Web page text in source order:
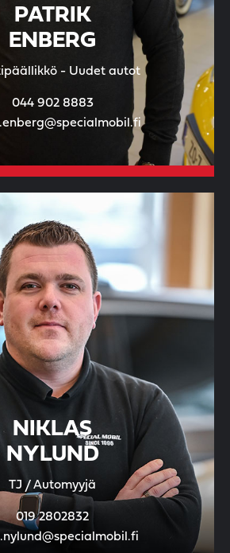
PATRIK
ENBERG
- Uudet autot
044 902 8883
NIKLAS
NYLUND
TJ / Automyyjä
019 2802832